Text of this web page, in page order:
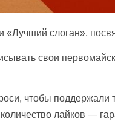
«Лучший слоган»,
свои
чтобы поддержали
лайков —